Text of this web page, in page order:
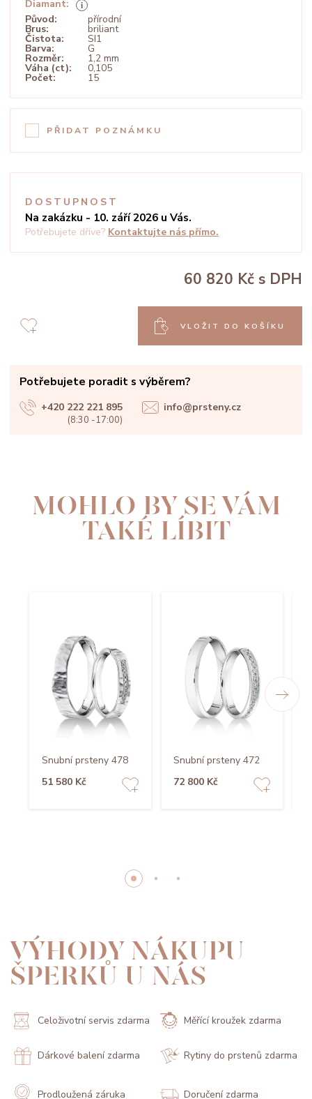
Diamant:
Původ:
přírodní
Brus: briliant
Čistota: SI1
Barva: G
Rozměr: 1,2 mm
Váha (ct): 0,105
Počet: 15
PŘIDAT POZNÁMKU
DOSTUPNOST
Na zakázku - 10. září 2026 u Vás.
Potřebujete dříve? Kontaktujte nás přímo.
60 820 Kč s DPH
VLOŽIT DO KOŠÍKU
Potřebujete poradit s výběrem?
+420 222 221 895
(8:30 -17:00)
info@prsteny.cz
MOHLO BY SE VÁM
TAKÉ LÍBIT
Snubní prsteny 478
51 580 Kč
Snubní prsteny 472
72 800 Kč
VÝHODY NÁKUPU
ŠPERKŮ U NÁS
Celoživotní servis zdarma Měřící kroužek zdarma
Dárkové balení zdarma Rytiny do prstenů zdarma
Prodloužená záruka Doručení zdarma